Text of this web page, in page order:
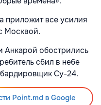
приложит все усилия
Москвой.
обострились
сбил в небе
Су-24.
Point.md в Google